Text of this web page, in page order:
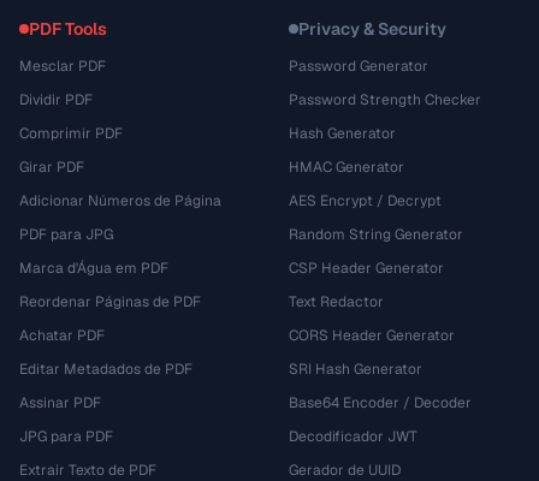
PDF Tools
Mesclar PDF
Dividir PDF
Comprimir PDF
Girar PDF
Adicionar Números de Página
PDF para JPG
Marca d'Água em PDF
Reordenar Páginas de PDF
Achatar PDF
Editar Metadados de PDF
Assinar PDF
JPG para PDF
Extrair Texto de PDF
Privacy & Security
Password Generator
Password Strength Checker
Hash Generator
HMAC Generator
AES Encrypt / Decrypt
Random String Generator
CSP Header Generator
Text Redactor
CORS Header Generator
SRI Hash Generator
Base64 Encoder / Decoder
Decodificador JWT
Gerador de UUID